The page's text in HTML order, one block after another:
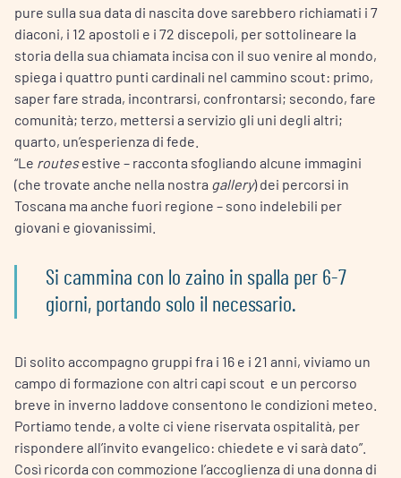
pure sulla sua data di nascita dove sarebbero richiamati i 7
diaconi, i 12 apostoli e i 72 discepoli, per sottolineare la
storia della sua chiamata incisa con il suo venire al mondo,
spiega i quattro punti cardinali nel cammino scout: primo,
saper fare strada, incontrarsi, confrontarsi; secondo, fare
comunità; terzo, mettersi a servizio gli uni degli altri;
quarto, un’esperienza di fede.
“Le routesestive – racconta sfogliando alcune immagini
(che trovate anche nella nostra gallery) dei percorsi in
Toscana ma anche fuori regione – sono indelebili per
giovani e giovanissimi.
Si cammina con lo zaino in spalla per 6-7
giorni, portando solo il necessario.
Di solito accompagno gruppi fra i 16 e i 21 anni, viviamo un
campo di formazione con altri capi scout e un percorso
breve in inverno laddove consentono le condizioni meteo.
Portiamo tende, a volte ci viene riservata ospitalità, per
rispondere all’invito evangelico: chiedete e vi sarà dato”.
Così ricorda con commozione l’accoglienza di una donna di